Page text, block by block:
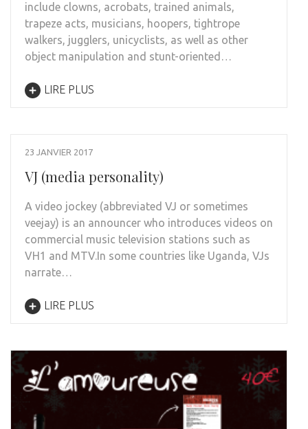
include clowns, acrobats, trained animals,
trapeze acts, musicians, hoopers, tightrope
walkers, jugglers, unicyclists, as well as other
object manipulation and stunt-oriented…
LIRE PLUS
23 JANVIER 2017
VJ (media personality)
A video jockey (abbreviated VJ or sometimes
veejay) is an announcer who introduces videos on
commercial music television stations such as
VH1 and MTV.In some countries like Uganda, VJs
narrate…
LIRE PLUS